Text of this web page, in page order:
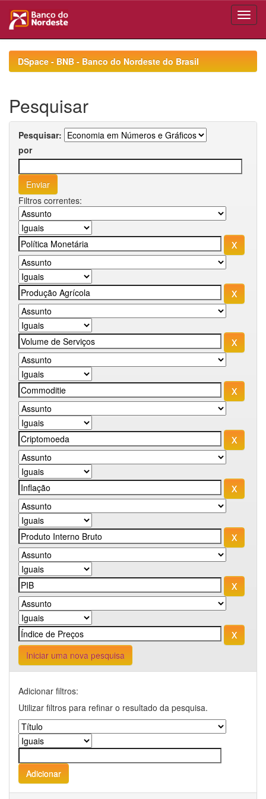
navigationDSpace - BNB - Banco do Nordeste do Brasil
Pesquisar
Pesquisar:
por
Filtros correntes:
Iniciar uma nova pesquisa
Adicionar filtros:
Utilizar filtros para refinar o resultado da pesquisa.